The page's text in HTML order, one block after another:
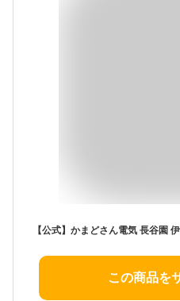
この商品を